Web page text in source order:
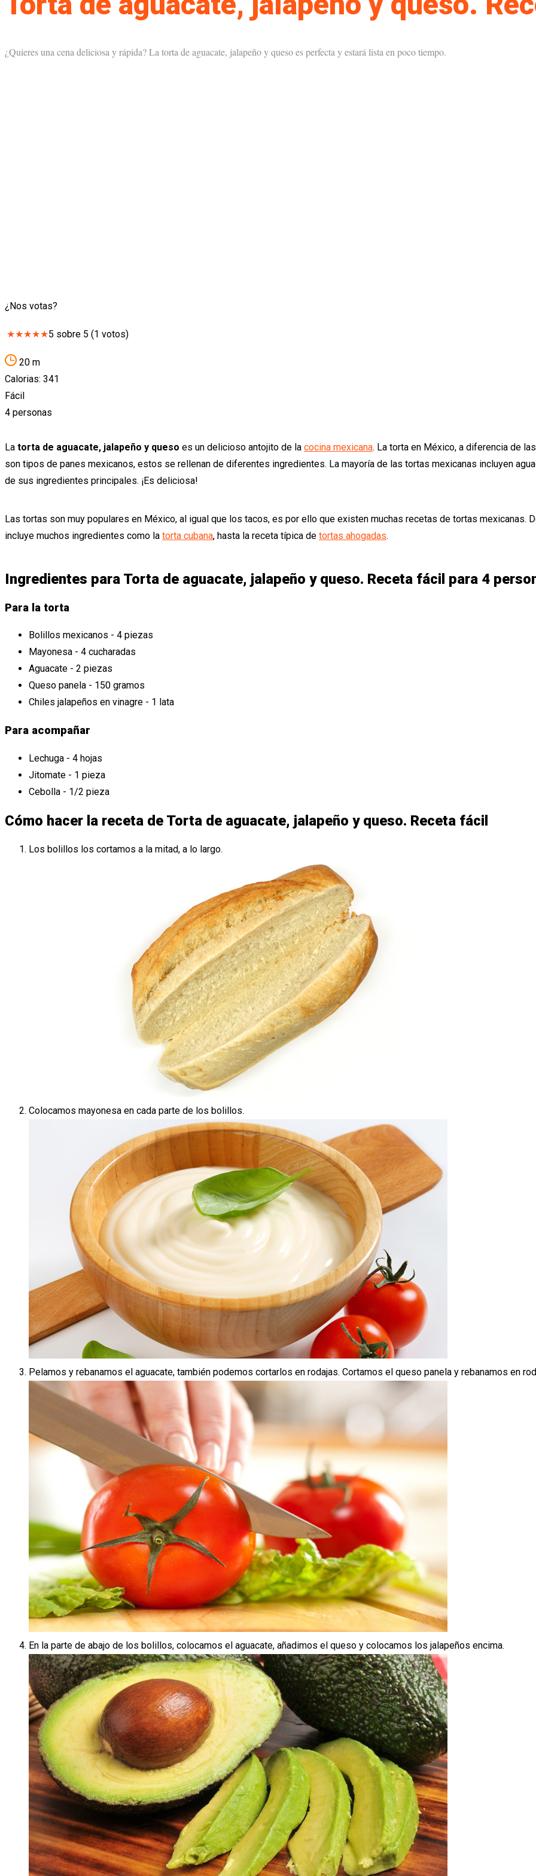
¿Quieres una cena deliciosa y rápida? La torta de aguacate, jalapeño y queso es perfecta y estará lista en poco tiempo.
¿Nos votas?
★★★★★5 sobre 5 (1 votos)
20 m
Calorias: 341
Fácil
4 personas
La torta de aguacate, jalapeño y queso es un delicioso antojito de la cocina mexicana. La torta en México, a diferencia de
son tipos de panes mexicanos, estos se rellenan de diferentes ingredientes. La mayoría de las tortas mexicanas incluyen
de sus ingredientes principales. ¡Es deliciosa!
Las tortas son muy populares en México, al igual que los tacos, es por ello que existen muchas recetas de tortas mexicanas.
incluye muchos ingredientes como la torta cubana, hasta la receta típica de tortas ahogadas.
Ingredientes para Torta de aguacate, jalapeño y queso. Receta fácil para 4
Para la torta
Bolillos mexicanos - 4 piezas
Mayonesa - 4 cucharadas
Aguacate - 2 piezas
Queso panela - 150 gramos
Chiles jalapeños en vinagre - 1 lata
Para acompañar
Lechuga - 4 hojas
Jitomate - 1 pieza
Cebolla - 1/2 pieza
Cómo hacer la receta de Torta de aguacate, jalapeño y queso. Receta fácil
Los bolillos los cortamos a la mitad, a lo largo.
Colocamos mayonesa en cada parte de los bolillos.
Pelamos y rebanamos el aguacate, también podemos cortarlos en rodajas. Cortamos el queso panela y rebanamos en
En la parte de abajo de los bolillos, colocamos el aguacate, añadimos el queso y colocamos los jalapeños encima.